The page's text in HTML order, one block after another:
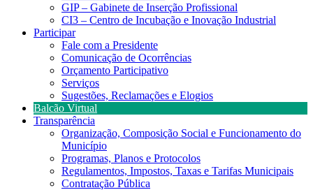
GIP – Gabinete de Inserção Profissional
CI3 – Centro de Incubação e Inovação Industrial
Participar
Fale com a Presidente
Comunicação de Ocorrências
Orçamento Participativo
Serviços
Sugestões, Reclamações e Elogios
Balcão Virtual
Transparência
Organização, Composição Social e Funcionamento do
Município
Programas, Planos e Protocolos
Regulamentos, Impostos, Taxas e Tarifas Municipais
Contratação Pública